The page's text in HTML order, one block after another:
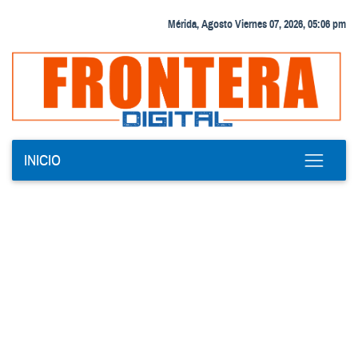
Mérida, Agosto Viernes 07, 2026, 05:06 pm
INICIO